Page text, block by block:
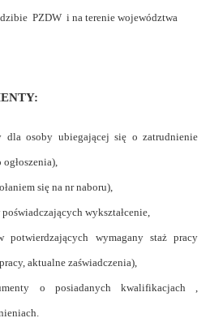
PZDW i na terenie województwa
dla osoby ubiegającej się o zatrudnienie
się na nr naboru),
wykształcenie,
potwierdzających wymagany staż pracy
aktualne zaświadczenia),
o posiadanych kwalifikacjach ,